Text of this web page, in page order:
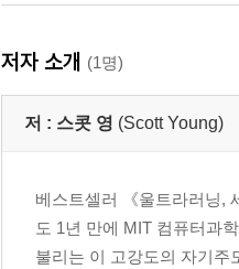
저자 소개 (1명)
저 : 스콧 영 (Scott Young)
베스트셀러 《울트라러닝,
도 1년 만에 MIT 컴퓨터과
불리는 이 고강도의 자기주